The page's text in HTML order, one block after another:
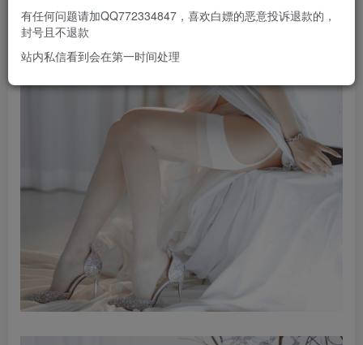
有任何问题请加QQ772334847，喜欢白嫖的恶意投诉退款的，
封号且不退款
站内私信看到会在第一时间处理